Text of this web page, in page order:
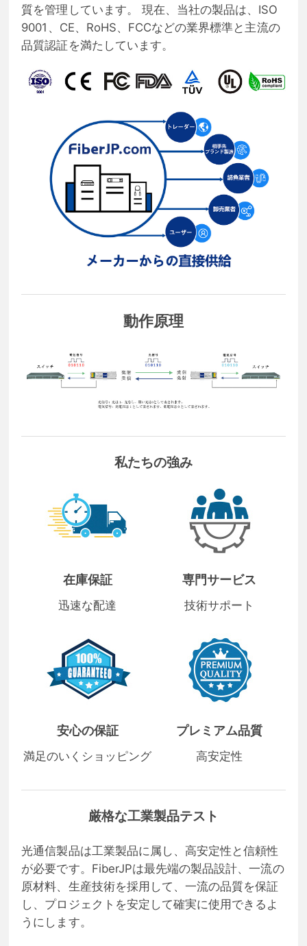
質を管理しています。 現在、当社の製品は、ISO
9001、CE、RoHS、FCCなどの業界標準と主流の
品質認証を満たしています。
動作原理
私たちの強み
在庫保証
迅速な配達
専門サービス
技術サポート
安心の保証
満足のいくショッピング
プレミアム品質
高安定性
厳格な工業製品テスト
光通信製品は工業製品に属し、高安定性と信頼性
が必要です。FiberJPは最先端の製品設計、一流の
原材料、生産技術を採用して、一流の品質を保証
し、プロジェクトを安定して確実に使用できるよ
うにします。